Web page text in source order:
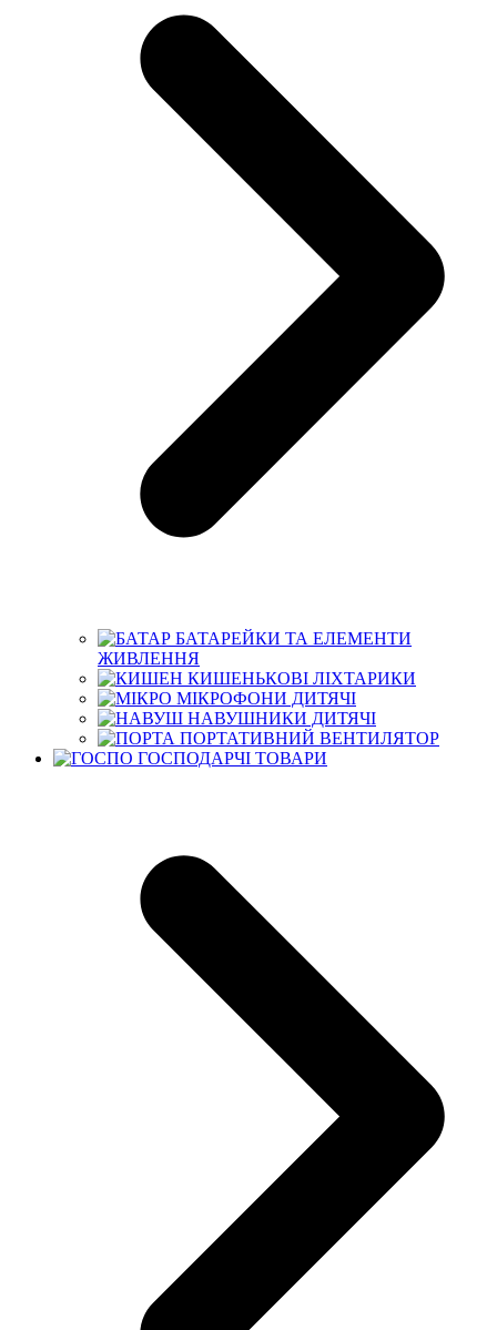
БАТАРЕЙКИ ТА ЕЛЕМЕНТИ
ЖИВЛЕННЯ
КИШЕНЬКОВІ ЛІХТАРИКИ
МІКРОФОНИ ДИТЯЧІ
НАВУШНИКИ ДИТЯЧІ
ПОРТАТИВНИЙ ВЕНТИЛЯТОР
ГОСПОДАРЧІ ТОВАРИ